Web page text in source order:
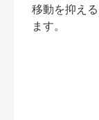
移動を抑え
ます。